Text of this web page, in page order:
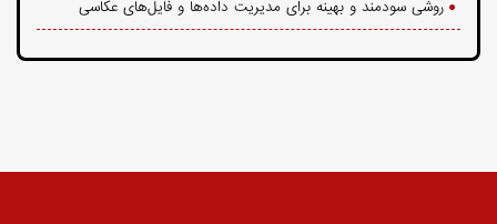
روشی سودمند و بهینه برای مدیریت داده‌ها و فایل‌های عکاسی